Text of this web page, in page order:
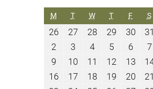
M ΔΕΥΤΈΡΑ
TΤΡΊΤΗ
WΤΕΤΆΡΤΗ
TΠΈΜΠΤΗ
F S
26
Αυγούστου
2019
27
Αυγούστου
2019
28
Αυγούστου
2019
29
2019
3030
2019
31
2
Σεπτεμβρίου
2019
3
Σεπτεμβρίου
2019
44
Σεπτεμβρίου
2019
55
2019
66
2019
77
9
Σεπτεμβρίου
2019
10
Σεπτεμβρίου
2019
11
Σεπτεμβρίου
2019
12
2019
1313
2019
16
Σεπτεμβρίου
17
Σεπτεμβρίου
18
Σεπτεμβρίου
19 2020 21